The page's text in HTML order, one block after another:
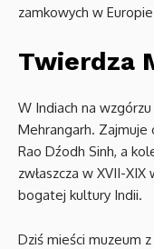
zamkowych w
Twierdza
W Indiach na
Mehrangarh. Zajmuje
Rao Dźodh Sinh, a
zwłaszcza w XVII-
bogatej kultury Indii.
Dziś mieści muzeum